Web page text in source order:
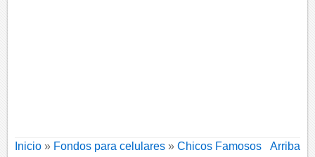
Inicio » Fondos para celulares »Chicos Famosos Arriba